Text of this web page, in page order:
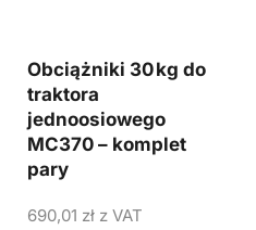
Obciążniki 30 kg do
traktora
jednoosiowego
MC370 – komplet
pary
690,01 zł z VAT